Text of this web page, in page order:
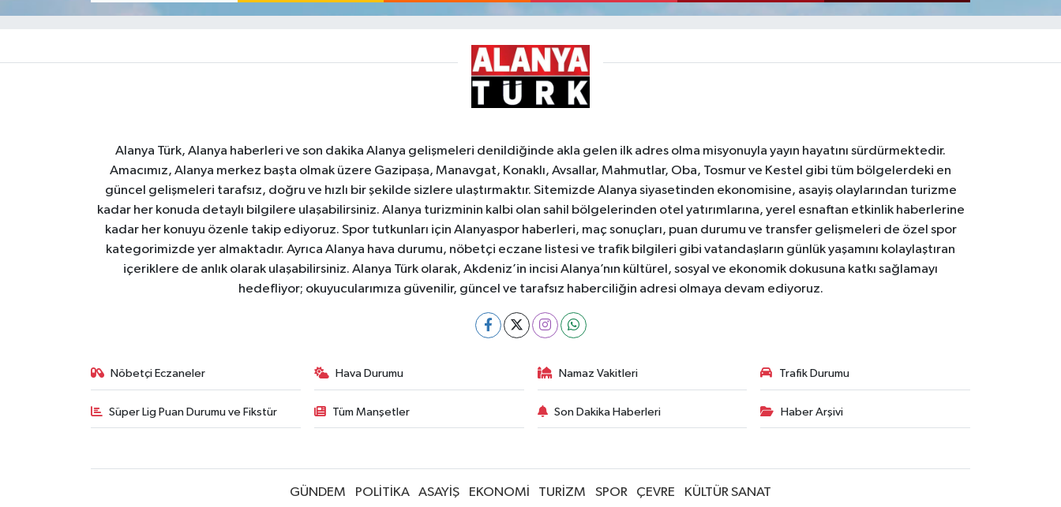
Alanya Türk, Alanya haberleri ve son dakika Alanya gelişmeleri denildiğinde akla gelen ilk adres olma misyonuyla yayın hayatını sürdürmektedir.
Amacımız, Alanya merkez başta olmak üzere Gazipaşa, Manavgat, Konaklı, Avsallar, Mahmutlar, Oba, Tosmur ve Kestel gibi tüm bölgelerdeki en
güncel gelişmeleri tarafsız, doğru ve hızlı bir şekilde sizlere ulaştırmaktır. Sitemizde Alanya siyasetinden ekonomisine, asayiş olaylarından turizme
kadar her konuda detaylı bilgilere ulaşabilirsiniz. Alanya turizminin kalbi olan sahil bölgelerinden otel yatırımlarına, yerel esnaftan etkinlik haberlerine
kadar her konuyu özenle takip ediyoruz. Spor tutkunları için Alanyaspor haberleri, maç sonuçları, puan durumu ve transfer gelişmeleri de özel spor
kategorimizde yer almaktadır. Ayrıca Alanya hava durumu, nöbetçi eczane listesi ve trafik bilgileri gibi vatandaşların günlük yaşamını kolaylaştıran
içeriklere de anlık olarak ulaşabilirsiniz. Alanya Türk olarak, Akdeniz’in incisi Alanya’nın kültürel, sosyal ve ekonomik dokusuna katkı sağlamayı
hedefliyor; okuyucularımıza güvenilir, güncel ve tarafsız haberciliğin adresi olmaya devam ediyoruz.
Nöbetçi Eczaneler Hava Durumu Namaz Vakitleri Trafik Durumu
Süper Lig Puan Durumu ve Fikstür Tüm Manşetler Son Dakika Haberleri Haber Arşivi
GÜNDEM POLİTİKA ASAYİŞ EKONOMİ TURİZM SPOR ÇEVRE KÜLTÜR SANAT